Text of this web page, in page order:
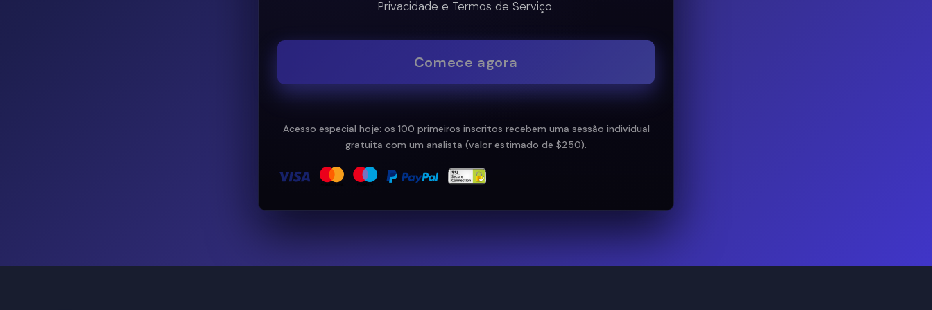
Privacidade e Termos de Serviço.
Comece agora
Acesso especial hoje: os 100 primeiros inscritos recebem uma sessão individual
gratuita com um analista (valor estimado de $250).